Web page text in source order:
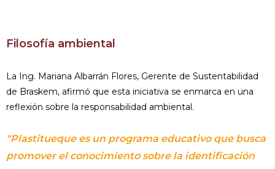
Filosofía ambiental
La Ing. Mariana Albarrán Flores, Gerente de Sustentabilidad
de Braskem, afirmó que esta iniciativa se enmarca en una
reflexión sobre la responsabilidad ambiental.
"Plastitueque es un programa educativo que busca
promover el conocimiento sobre la identificación